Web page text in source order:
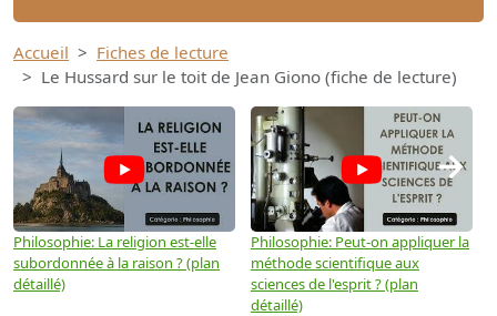
Accueil
Fiches de lecture
Le Hussard sur le toit de Jean Giono (fiche de lecture)
Philosophie: La religion est-elle
subordonnée à la raison ? (plan
détaillé)
Philosophie: Peut-on appliquer la
méthode scientifique aux
sciences de l'esprit ? (plan
détaillé)
→